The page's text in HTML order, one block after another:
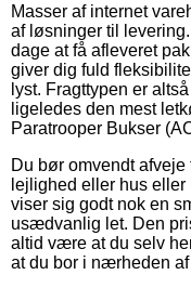
Masser af internet
af løsninger til
dage at få afleveret
giver dig fuld
lyst. Fragttypen er
ligeledes den mest
Paratrooper Bukser
Du bør omvendt
lejlighed eller hus
viser sig godt nok en
usædvanlig let. Den
altid være at du selv
at du bor i nærheden